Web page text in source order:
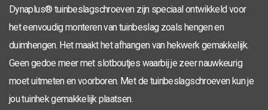
Dynaplus® tuinbeslagschroeven zijn speciaal ontwikkeld voor
het eenvoudig monteren van tuinbeslag zoals hengen en
duimhengen. Het maakt het afhangen van hekwerk gemakkelijk.
Geen gedoe meer met slotboutjes waarbij je zeer nauwkeurig
moet uitmeten en voorboren. Met de tuinbeslagschroeven kun je
jou tuinhek gemakkelijk plaatsen.